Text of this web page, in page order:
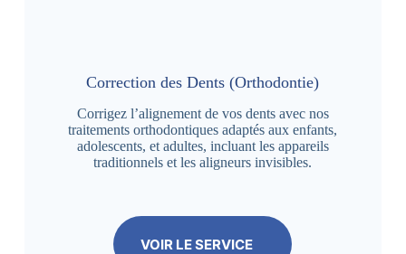
Correction des Dents (Orthodontie)
Corrigez l’alignement de vos dents avec nos
traitements orthodontiques adaptés aux enfants,
adolescents, et adultes, incluant les appareils
traditionnels et les aligneurs invisibles.
VOIR LE SERVICE